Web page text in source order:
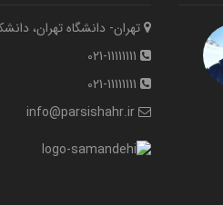
تهران- دانشگاه تهران،